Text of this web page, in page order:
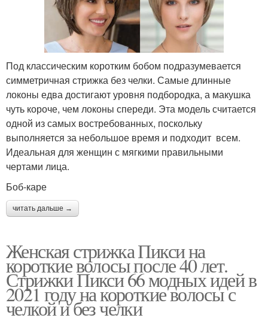
Под классическим коротким бобом подразумевается
симметричная стрижка без челки. Самые длинные
локоны едва достигают уровня подбородка, а макушка
чуть короче, чем локоны спереди. Эта модель считается
одной из самых востребованных, поскольку
выполняется за небольшое время и подходит всем.
Идеальная для женщин с мягкими правильными
чертами лица.
Боб-каре
читать дальше →
Женская стрижка Пикси на
короткие волосы после 40 лет.
Стрижки Пикси 66 модных идей в
2021 году на короткие волосы с
челкой и без челки